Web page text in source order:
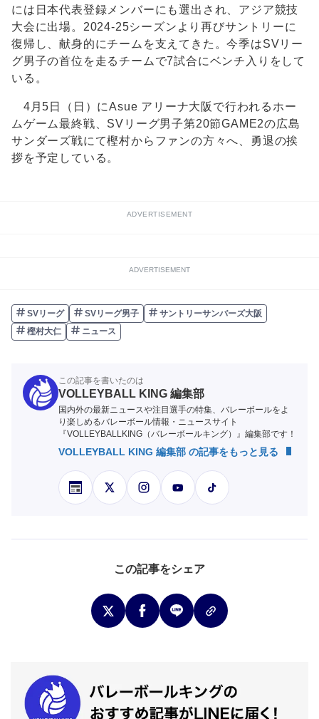
には日本代表登録メンバーにも選出され、アジア競技
大会に出場。2024-25シーズンより再びサントリーに
復帰し、献身的にチームを支えてきた。今季はSVリー
グ男子の首位を走るチームで7試合にベンチ入りをして
いる。
4月5日（日）にAsue アリーナ大阪で行われるホー
ムゲーム最終戦、SVリーグ男子第20節GAME2の広島
サンダーズ戦にて樫村からファンの方々へ、勇退の挨
拶を予定している。
ADVERTISEMENT
ADVERTISEMENT
SVリーグ SVリーグ男子
サントリーサンバーズ大阪
樫村大仁
ニュース
この記事を書いたのは
VOLLEYBALL KING 編集部
国内外の最新ニュースや注目選手の特集、バレーボールをよ
り楽しめるバレーボール情報・ニュースサイト
『VOLLEYBALLKING（バレーボールキング）』編集部です！
VOLLEYBALL KING 編集部 の記事をもっと見る
この記事をシェア